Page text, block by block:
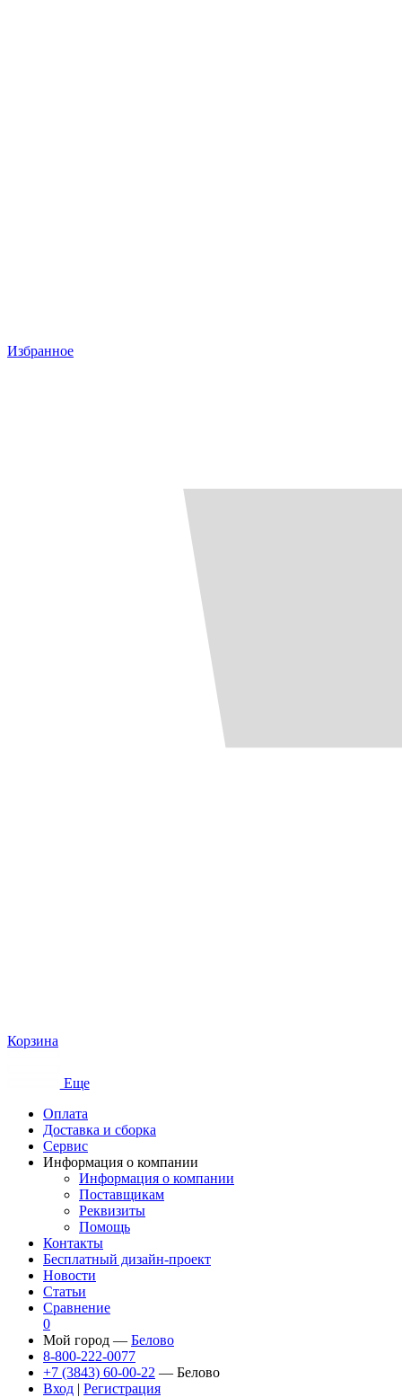
Избранное
Корзина
Еще
Оплата
Доставка и сборка
Сервис
Информация о компании
Информация о компании
Поставщикам
Реквизиты
Помощь
Контакты
Бесплатный дизайн-проект
Новости
Статьи
Сравнение
0
Мой город — Белово
8-800-222-0077
+7 (3843) 60-00-22 — Белово
Вход | Регистрация